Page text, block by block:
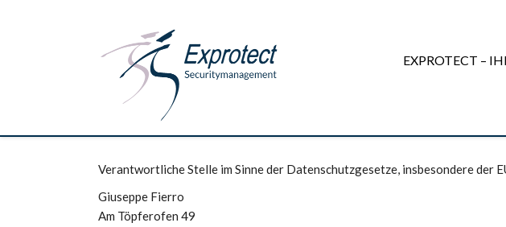
EXPROTECT –
Verantwortliche Stelle im Sinne der Datenschutzgesetze, insbesondere der
Giuseppe Fierro
Am Töpferofen 49